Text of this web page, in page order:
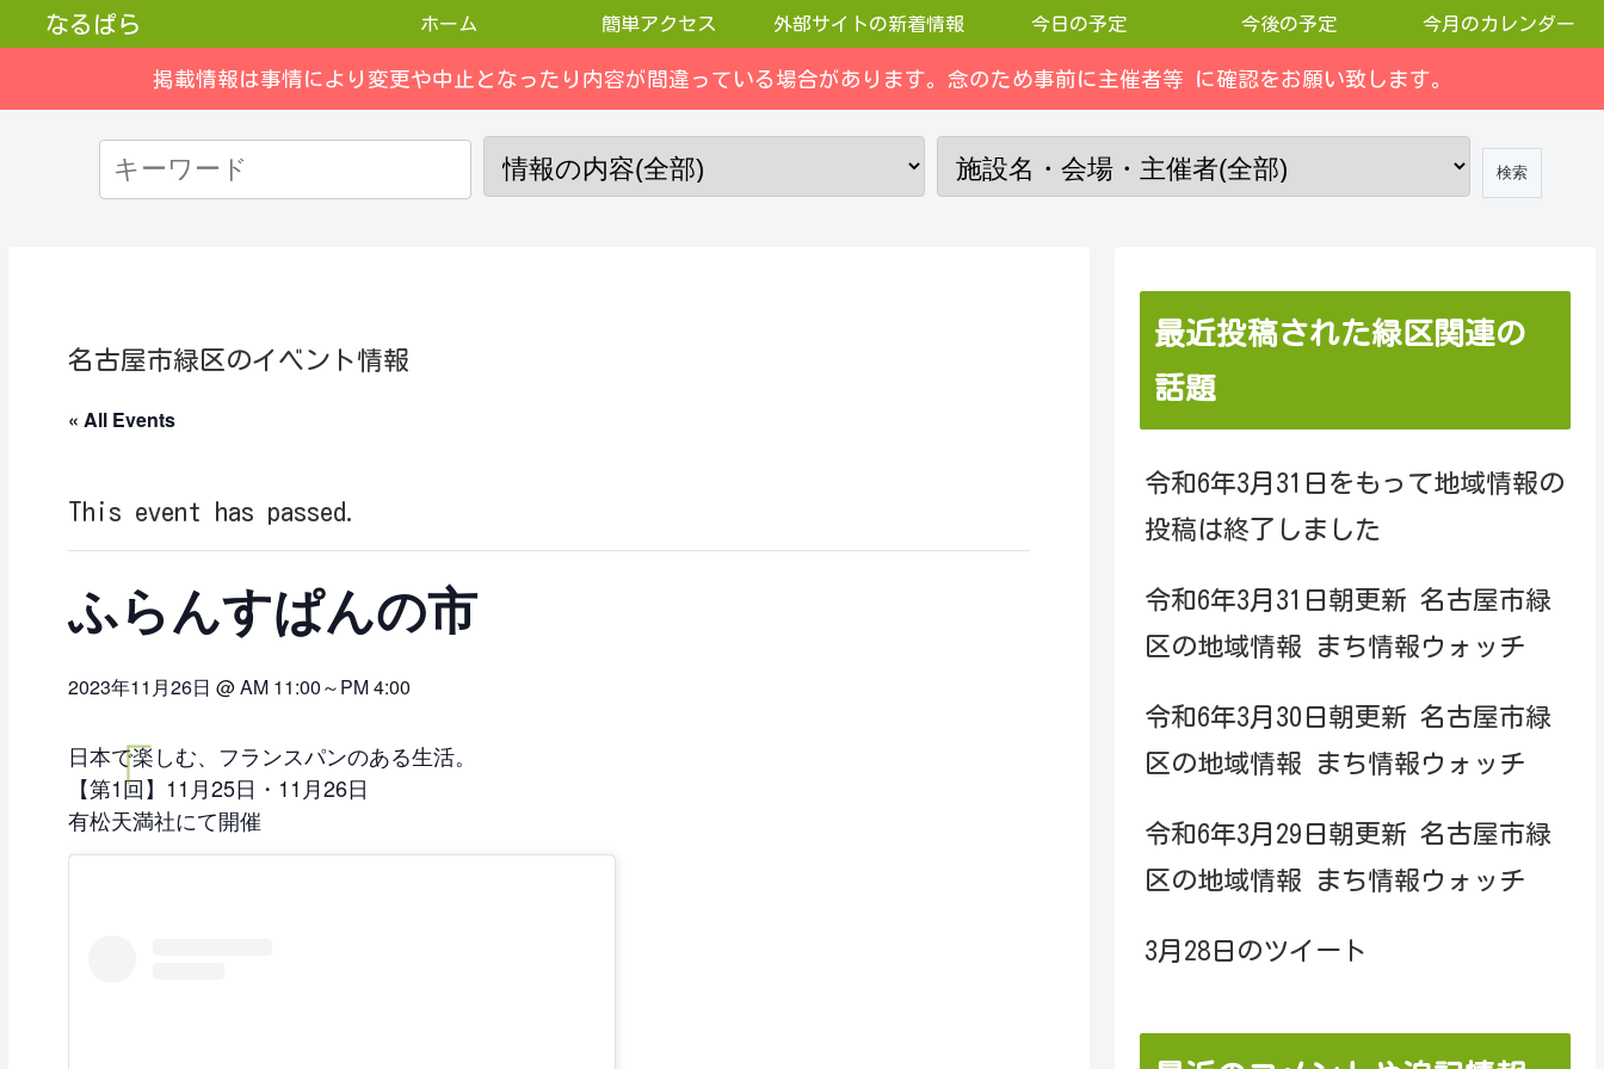
なるぱら ホーム 簡単アクセス 外部サイトの新着情報 今日の予定 今後の予定 今月のカレンダー
掲載情報は事情により変更や中止となったり内容が間違っている場合があります。念のため事前に主催者等 に確認をお願い致します。
名古屋市緑区のイベント情報
« All Events
This event has passed.
ふらんすぱんの市
2023年11月26日 @ AM 11:00～PM 4:00
日本で楽しむ、フランスパンのある生活。
【第1回】11月25日・11月26日
有松天満社にて開催
最近投稿された緑区関連の
話題
令和6年3月31日をもって地域情報の
投稿は終了しました
令和6年3月31日朝更新 名古屋市緑
区の地域情報 まち情報ウォッチ
令和6年3月30日朝更新 名古屋市緑
区の地域情報 まち情報ウォッチ
令和6年3月29日朝更新 名古屋市緑
区の地域情報 まち情報ウォッチ
3月28日のツイート